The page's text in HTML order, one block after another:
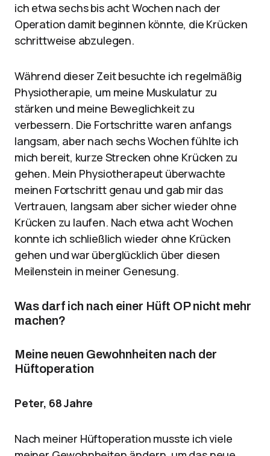
ich etwa sechs bis acht Wochen nach der
Operation damit beginnen könnte, die Krücken
schrittweise abzulegen.
Während dieser Zeit besuchte ich regelmäßig
Physiotherapie, um meine Muskulatur zu
stärken und meine Beweglichkeit zu
verbessern. Die Fortschritte waren anfangs
langsam, aber nach sechs Wochen fühlte ich
mich bereit, kurze Strecken ohne Krücken zu
gehen. Mein Physiotherapeut überwachte
meinen Fortschritt genau und gab mir das
Vertrauen, langsam aber sicher wieder ohne
Krücken zu laufen. Nach etwa acht Wochen
konnte ich schließlich wieder ohne Krücken
gehen und war überglücklich über diesen
Meilenstein in meiner Genesung.
Was darf ich nach einer Hüft OP nicht mehr
machen?
Meine neuen Gewohnheiten nach der
Hüftoperation
Peter, 68 Jahre
Nach meiner Hüftoperation musste ich viele